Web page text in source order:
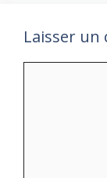
Laisser un